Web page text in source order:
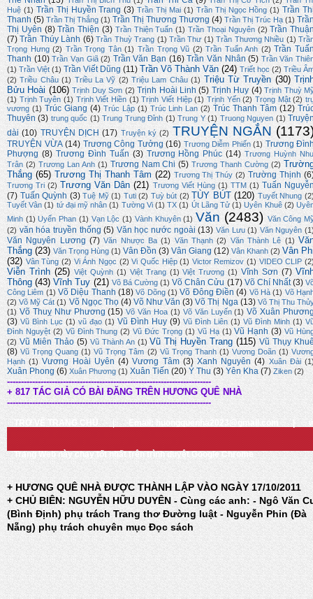
Huệ (1) Trần Thị Huyền Trang (3) Trần Thị Mai (1) Trần Thị Ngọc Hồng (1) Trần
Thanh (5) Trần Thị Thắng (1) Trần Thị Thương Thương (4) Trần Thị Trúc Hạ (1)
Thị Uyên (8) Trần Thiện (3) Trần Thiện Tuấn (1) Trần Thoại Nguyên (2) Trần
(7) Trần Thúy Lành (6) Trần Thuỳ Trang (1) Trần Thư (1) Trần Thương Nhiều (1)
Trọng Hưng (2) Trần Trọng Tân (1) Trần Trọng Vũ (2) Trần Tuấn Anh (2) Trần
Thanh (10) Trần Vạn Giã (2) Trần Văn Bạn (16) Trần Văn Nhân (5) Trần Văn
(1) Trần Việt (1) Trần Viết Dũng (11) Trần Võ Thành Văn (24) Triết học (2) Triều
(2) Triều Châu (1) Triều La Vỹ (2) Triệu Lam Châu (1) Triệu Từ Truyền (30)
Bửu Hoài (106) Trịnh Duy Sơn (2) Trịnh Hoài Linh (5) Trịnh Huy (4) Trịnh Thuỳ
(1) Trịnh Tuyên (1) Trịnh Viết Hiền (1) Trịnh Viết Hiệp (1) Trịnh Yến (2) Trọng Mật (2)
vương (1) Trúc Giang (4) Trúc Lập (1) Trúc Linh Lan (2) Trúc Thanh Tâm (12)
Thuyên (3) trung quốc (1) Trung Trung Đỉnh (1) Trung Y (1) Truong Nguyen (1)
dài (10) TRUYỆN DỊCH (17) Truyện ký (2) TRUYỆN NGẮN
TRUYỆN VỪA (14) Trương Công Tưởng (16) Trương Diễm Phiến (1) Trương
Phượng (8) Trương Đình Tuấn (3) Trương Hồng Phúc (14) Trương Huỳnh
Trân (2) Trương Lan Anh (1) Trương Nam Chi (5) Trương Thanh Cường (2)
Thắng (65) Trương Thị Thanh Tâm (22) Trương Thị Thúy (2) Trường Thịnh
Trương Tri (2) Trương Văn Dân (21) Trương Viết Hùng (1) TTM (1) Tuấn
(7) Tuấn Quỳnh (3) Tuệ Mỹ (1) Tuti (2) Tuỳ bút (2) TÙY BÚT (120) Tuyết Nhung
Tuyết Vân (1) tứ đại mỹ nhân (1) Tường Vi (1) TX (1) Út Lãng Tử (1) Uyên Khuê (2)
Minh (1) Uyển Phan (1) Vạn Lộc (1) Vành Khuyên (1) Văn (2483) Văn Công
(2) văn hóa truyền thống (5) Văn học nước ngoài (13) Văn Lưu (1) Văn Nguyên
Văn Nguyên Lương (7) Văn Nhược Ba (1) Văn Thạnh (2) Văn Thành Lê (1)
Thắng (23) Văn Trọng Hùng (1) Vân Đồn (3) Vân Giang (12) Vân Khanh (2) Vân
(32) Vân Tùng (2) Vi Ánh Ngọc (2) Vi Quốc Hiệp (1) Victor Remizov (1) VIDEO CLIP
Viễn Trình (25) Việt Quỳnh (1) Việt Trang (1) Việt Trương (1) Vĩnh Sơn (7)
Thông (43) Vĩnh Tuy (21) Võ Bá Cường (1) Võ Chân Cửu (17) Võ Chí Nhất (3)
Công Liêm (1) Võ Diệu Thanh (18) Võ Dõng (1) Võ Đông Điền (4) Võ Hà (1) Võ
(2) Võ Mỹ Cát (1) Võ Ngọc Thọ (4) Võ Như Văn (3) Võ Thị Nga (13) Võ Thị Thu
(1) Võ Thuỵ Như Phương (15) Võ Văn Hoa (1) Võ Văn Luyến (1) Võ Xuân
(3) Vũ Bình Lục (1) vũ đạo (1) Vũ Đình Huy (9) Vũ Đình Liên (1) Vũ Đình Minh (1)
Đình Nguyệt (2) Vũ Đình Thung (2) Vũ Đức Trọng (1) Vũ Hạ (1) Vũ Hạnh (3) Vũ
(2) Vũ Miên Thảo (5) Vũ Thành An (1) Vũ Thị Huyền Trang (115) Vũ Thụy
(8) Vũ Trọng Quang (1) Vũ Trọng Tâm (2) Vũ Trọng Thanh (1) Vương Doãn (1)
Hạnh (1) Vương Hoài Uyên (4) Vương Tâm (3) Xanh Nguyên (4) Xuân Đài
Xuân Phong (6) Xuân Phương (1) Xuân Tiến (20) Ý Thu (3) Yên Kha (7) Ziken (2)
-------------------------------------------------------------------------
+ 817 TÁC GIẢ CÓ BÀI ĐĂNG TRÊN HƯƠNG QUÊ NHÀ
-------------------------------------------------------------------------
TRỞ VỀ TRANG CHỦ Email: huongquenha2023@gmail.com
Trang Web này chạy tốt nhất trên trình duyệt Google Chrome
+ HƯƠNG QUÊ NHÀ ĐƯỢC THÀNH LẬP VÀO NGÀY 17/10/2011
+ CHỦ BIÊN: NGUYỄN HỮU DUYÊN - Cùng các anh: - Ngô Văn
(Bình Định) phụ trách Trang thơ Đường luật - Nguyễn Phin (Đà
Nẵng) phụ trách chuyên mục Đọc sách